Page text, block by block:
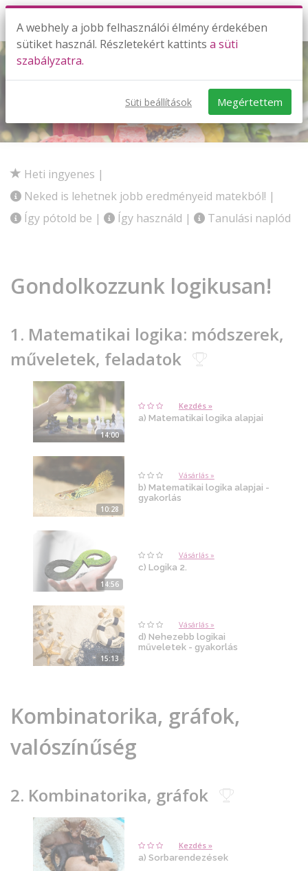
Matematika 10. osztály
A teljes 10.-es matek
Heti ingyenes |
Neked is lehetnek jobb eredményeid matekból! |
Így pótold be | Így használd | Tanulási naplód
Gondolkozzunk logikusan!
1. Matematikai logika: módszerek,
műveletek, feladatok
14:00
Kezdés »
a) Matematikai logika alapjai
10:28
Vásárlás »
b) Matematikai logika alapjai -
gyakorlás
14:56
Vásárlás »
c) Logika 2.
15:13
Vásárlás »
d) Nehezebb logikai
műveletek - gyakorlás
Kombinatorika, gráfok,
valószínűség
2. Kombinatorika, gráfok
Kezdés »
a) Sorbarendezések
A webhely a jobb felhasználói élmény érdekében
sütiket használ. Részletekért kattints a süti
szabályzatra.
Süti beállítások Megértettem